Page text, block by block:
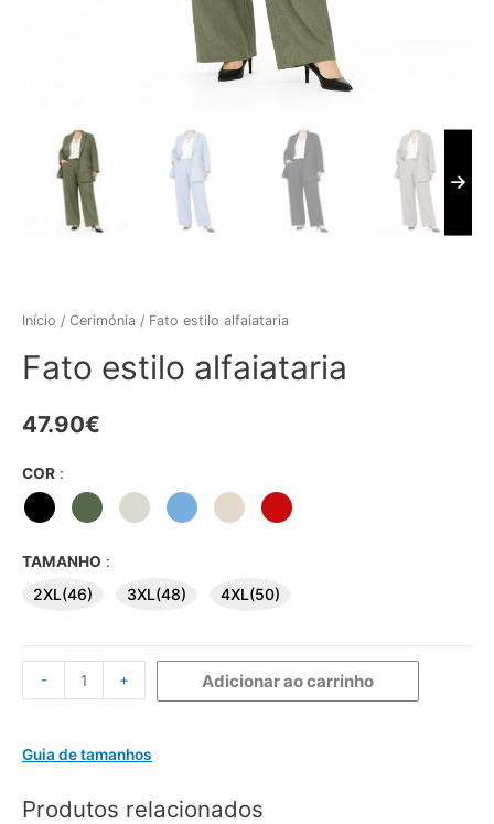
Início / Cerimónia / Fato estilo alfaiataria
Fato estilo alfaiataria
47.90€
COR :
TAMANHO :
2XL(46) 3XL(48) 4XL(50)
- + Adicionar ao carrinho
Guia de tamanhos
Produtos relacionados